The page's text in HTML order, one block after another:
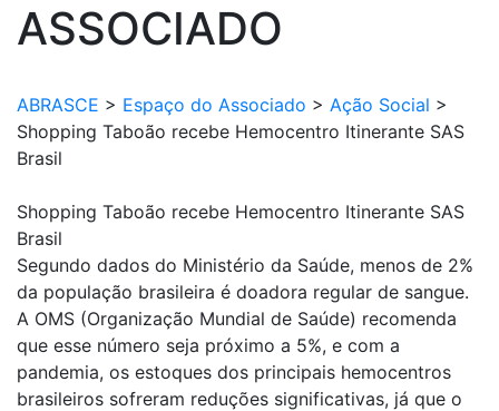
ASSOCIADO
ABRASCE > Espaço do Associado > Ação Social >
Shopping Taboão recebe Hemocentro Itinerante SAS
Brasil
Shopping Taboão recebe Hemocentro Itinerante SAS
Brasil
Segundo dados do Ministério da Saúde, menos de 2%
da população brasileira é doadora regular de sangue.
A OMS (Organização Mundial de Saúde) recomenda
que esse número seja próximo a 5%, e com a
pandemia, os estoques dos principais hemocentros
brasileiros sofreram reduções significativas, já que o